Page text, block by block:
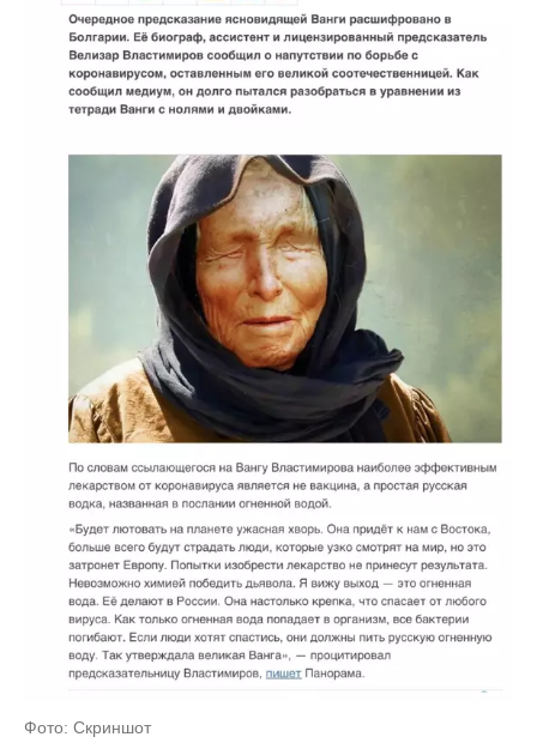
Фото: Скриншот